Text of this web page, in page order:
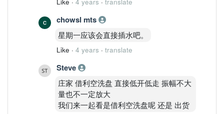
chowsl mts
星期一应该会直接插水吧。
Like · 4 years · translate
Steve
庄家 借利空洗盘 直接低开低走 振幅不大
量也不一定放大
我们来一起看是借利空洗盘呢 还是 出货